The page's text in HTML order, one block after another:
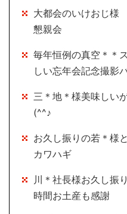
大都会のいけおじ
懇親会
毎年恒例の真空＊＊
しい忘年会記念撮影
三＊地＊様美味しい
(^^♪
お久し振りの若＊様
カワハギ
川＊社長様お久し振
時間お土産も感謝